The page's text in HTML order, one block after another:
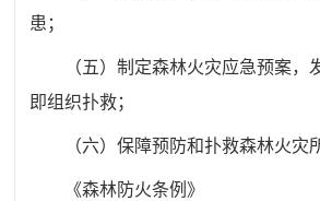
患；
（五）制定森林火灾应急预案，
即组织扑救；
（六）保障预防和扑救森林火灾
《森林防火条例》